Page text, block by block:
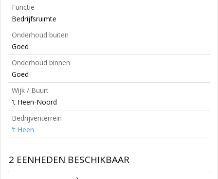
Functie
Bedrijfsruimte
Onderhoud buiten
Goed
Onderhoud binnen
Goed
Wijk / Buurt
't Heen-Noord
Bedrijventerrein
't Heen
2 EENHEDEN BESCHIKBAAR